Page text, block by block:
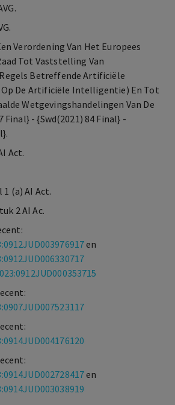
Verordening Van Het Europees
Tot Vaststelling Van
Betreffende Artificiële
De Artificiële Intelligentie) En Tot
Wetgevingshandelingen Van De
Final} - {Swd(2021) 84 Final} -
Act.
(a) AI Act.
2 AI Ac.
en
en